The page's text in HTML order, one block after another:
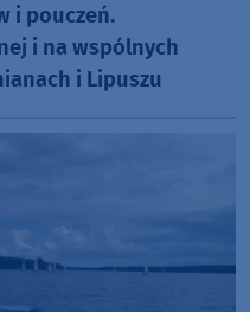
i pouczeń.
i na wspólnych
i Lipuszu